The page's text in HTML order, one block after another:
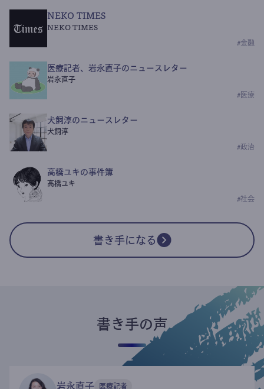
NEKO TIMES
NEKO TIMES
#金融
医療記者、岩永直子のニュースレター
岩永直子
# 医療
犬飼淳のニュースレター
犬飼淳
#政治
高橋ユキの事件簿
高橋ユキ
#社会
書き手になる
書き手の声
岩永直子 医療記者